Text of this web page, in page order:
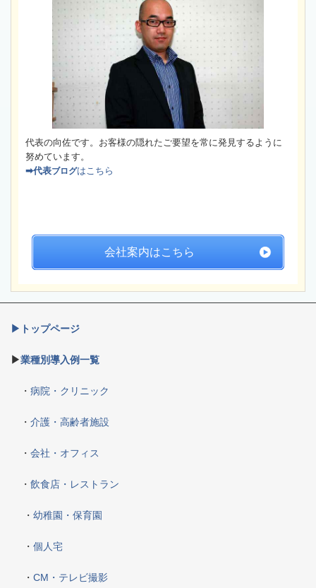
代表の向佐です。お客様の隠れたご要望を常に発見するように
努めています。
➡代表ブログはこちら
会社案内はこちら
▶トップページ
▶業種別導入例一覧
・ 病院・クリニック
・ 介護・高齢者施設
・ 会社・オフィス
・ 飲食店・レストラン
・ 幼稚園・保育園
・ 個人宅
・ CM・テレビ撮影